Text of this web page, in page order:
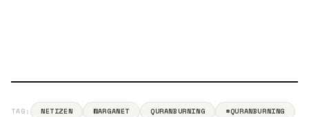
TAG: NETIZEN WARGANET QURANBURNING
#QURANBURNING